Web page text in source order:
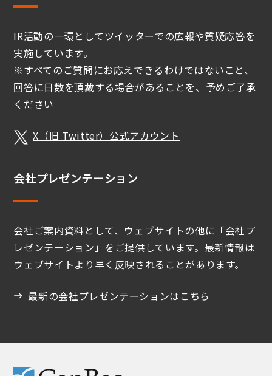
IR活動の一環としてツイッターでの広報や質疑応答を
実施しています。
※すべてのご質問にお応えできるわけではないこと、
回答に日数を頂戴する場合があることを、予めご了承
ください
X（旧 Twitter）公式アカウント
会社プレゼンテーション
会社ご案内資料として、ウェブサイトの他に「会社プ
レゼンテーション」をご提供しています。最新情報は
ウェブサイトより早く反映されることがあります。
最新の会社プレゼンテーションはこちら